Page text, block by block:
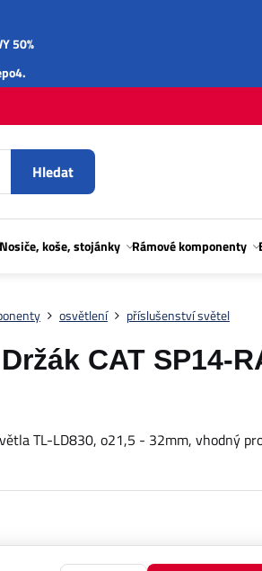
50%
.
Hledat
Nosiče, koše, stojánky Rámové komponenty
osvětlení příslušenství světel
CAT SP14-
TL-LD830, o21,5 - 32mm, vhodný